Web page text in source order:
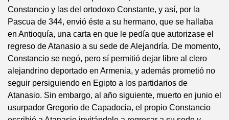
Constancio y las del ortodoxo Constante, y así, por la
Pascua de 344, envió éste a su hermano, que se hallaba
en Antioquía, una carta en que le pedía que autorizase el
regreso de Atanasio a su sede de Alejandría. De momento,
Constancio se negó, pero sí permitió dejar libre al clero
alejandrino deportado en Armenia, y además prometió no
seguir persiguiendo en Egipto a los partidarios de
Atanasio. Sin embargo, al año siguiente, muerto en junio el
usurpador Gregorio de Capadocia, el propio Constancio